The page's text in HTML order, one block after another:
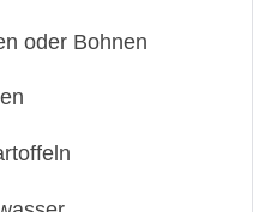
oder Bohnen